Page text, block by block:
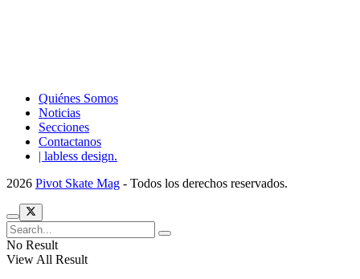
Quiénes Somos
Noticias
Secciones
Contactanos
| labless design.
2026 Pivot Skate Mag - Todos los derechos reservados.
No Result
View All Result